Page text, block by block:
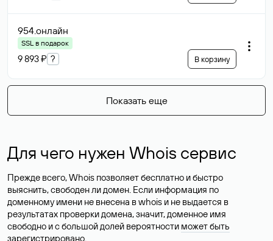
954.онлайн
SSL в подарок
9 893 ₽ ? В корзину
Показать еще
Для чего нужен Whois сервис
Прежде всего, Whois позволяет бесплатно и быстро
выяснить, свободен ли домен. Если информация по
доменному имени не внесена в whois и не выдается в
результатах проверки домена, значит, доменное имя
свободно и с большой долей вероятности может быть
зарегистрировано.